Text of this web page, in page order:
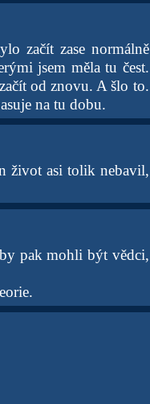
začít zase normálně
jsem měla tu čest.
od znovu. A šlo to.
na tu dobu.
život asi tolik nebavil,
pak mohli být vědci,